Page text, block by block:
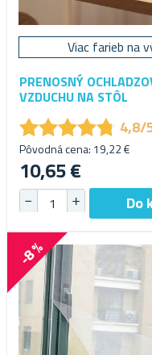
Viac farieb na
PRENOSNÝ
VZDUCHU NA STÔL
★★★★★
★★★★★ 4,8/
Pôvodná cena: 19,22 €
10,65 €
-8 %